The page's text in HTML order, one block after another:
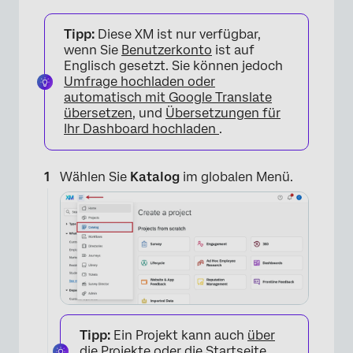
Tipp: Diese XM ist nur verfügbar,
wenn Sie Benutzerkonto ist auf
Englisch gesetzt. Sie können jedoch
Umfrage hochladen oder
automatisch mit Google Translate
übersetzen, und Übersetzungen für
Ihr Dashboard hochladen .
Wählen Sie Katalog im globalen Menü.
Tipp: Ein Projekt kann auch über